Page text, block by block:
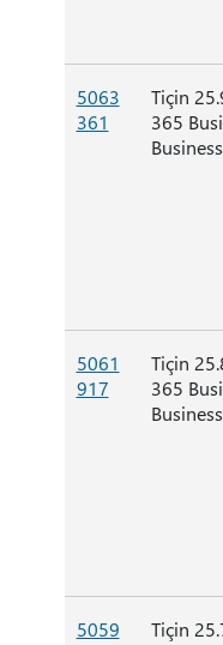
5063
361
Tiçin
365
5061
917
Tiçin
365
5059
Tiçin